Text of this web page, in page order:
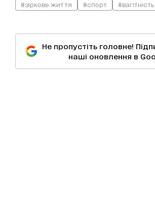
#зіркове життя
#спорт #вагітність
Не пропустіть головне!
наші оновлення в